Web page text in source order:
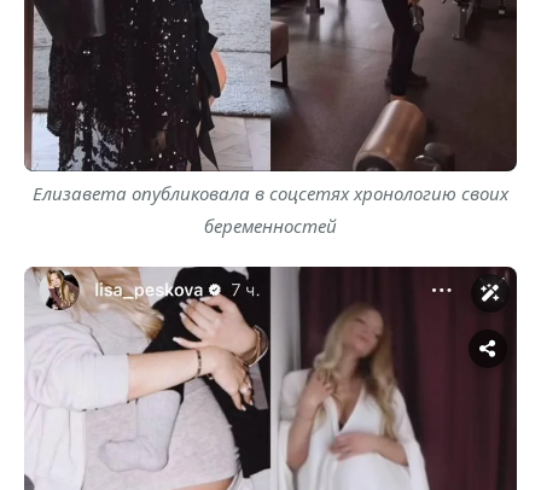
Елизавета опубликовала в соцсетях хронологию своих
беременностей